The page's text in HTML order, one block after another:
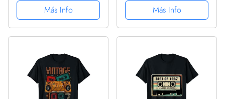
de 34 años Camiseta
Más Info
CamisetaMás Info